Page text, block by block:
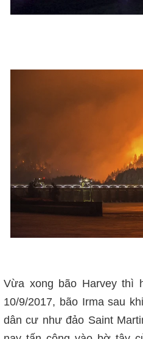
Vừa xong bão Harvey thì
10/9/2017, bão Irma sau
dân cư như đảo Saint